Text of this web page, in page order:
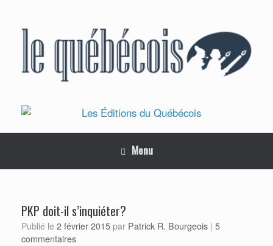
Menu
PKP doit-il s’inquiéter?
Publié le 2 février 2015 par Patrick R. Bourgeois | 5
commentaires